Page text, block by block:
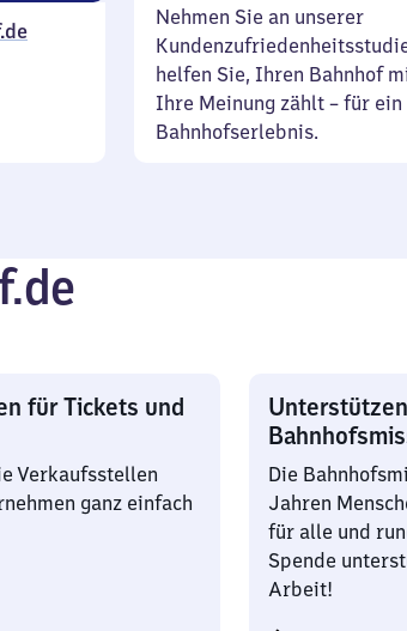
Nehmen Sie an unserer
helfen Sie, Ihren Bahnhof
Ihre Meinung zählt – für ein
Bahnhofserlebnis.
für Tickets und
Verkaufsstellen
ganz einfach
Die
Jahren
für alle und
Spende
Arbeit!